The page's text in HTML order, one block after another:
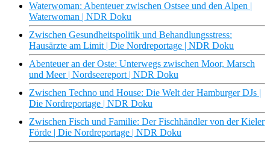
Waterwoman: Abenteuer zwischen Ostsee und den Alpen |
Waterwoman | NDR Doku
Zwischen Gesundheitspolitik und Behandlungsstress:
Hausärzte am Limit | Die Nordreportage | NDR Doku
Abenteuer an der Oste: Unterwegs zwischen Moor, Marsch
und Meer | Nordseereport | NDR Doku
Zwischen Techno und House: Die Welt der Hamburger DJs |
Die Nordreportage | NDR Doku
Zwischen Fisch und Familie: Der Fischhändler von der Kieler
Förde | Die Nordreportage | NDR Doku